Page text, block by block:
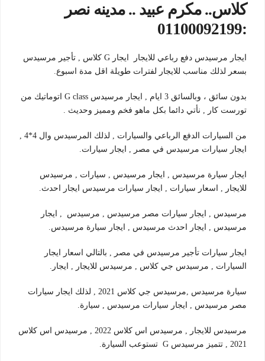
كلاس.. مكرم عبيد .. مدينه نصر
:01100092199
ايجار مرسيدس دفع رباعي للايجار ايجار G كلاس , تأجير مرسيدس
بسعر لذلك مناسب للايجار لفترات طويلة اقل مدة اسبوع.
بدون سائق ، وبالسائق 3 ايام , ايجار مرسيدس G class اتوماتيك من
تورست كار , نأتي دائما بكل ماهو فخم ومميز وحديث .
من السيارات الدفع الرباعي والسيارات , لذلك المرسيدس وال 4*4 ,
ايجار سيارات مرسيدس في مصر , ايجار سيارات.
ايجار سيارة مرسيدس , ايجار مرسيدس , سيارات , مرسيدس
للايجار , اسعار سيارات , ايجار سيارات مرسيدس ايجار احدث.
مرسيدس , ايجار سيارات مصر مرسيدس , مرسيدس , ايجار
مرسيدس , ايجار احدث مرسيدس , ايجار سيارة مرسيدس.
ايجار سيارات تأجير مرسيدس في مصر , بالتالي اسعار ايجار
السيارات , مرسيدس جي كلاس , مرسيدس للايجار , ايجار.
سيارة مرسيدس ,مرسيدس جي كلاس 2021 , لذلك ايجار سيارات
مصر مرسيدس , ايجار سيارات مرسيدس , سيارة.
مرسيدس للايجار , مرسيدس اس كلاس 2022 , مرسيدس اس كلاس
2021 , تتميز مرسيدس G تستوعب السيارة.